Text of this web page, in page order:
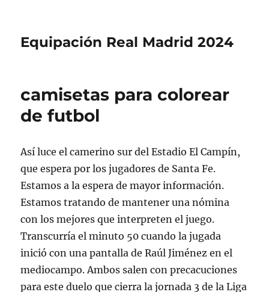
Equipación Real Madrid 2024
camisetas para colorear
de futbol
Así luce el camerino sur del Estadio El Campín,
que espera por los jugadores de Santa Fe.
Estamos a la espera de mayor información.
Estamos tratando de mantener una nómina
con los mejores que interpreten el juego.
Transcurría el minuto 50 cuando la jugada
inició con una pantalla de Raúl Jiménez en el
mediocampo. Ambos salen con precacuciones
para este duelo que cierra la jornada 3 de la Liga